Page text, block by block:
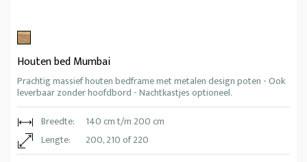
Houten bed Mumbai
Prachtig massief houten bedframe met metalen design poten - Ook
leverbaar zonder hoofdbord - Nachtkastjes optioneel.
Breedte:
140 cm t/m 200 cm
Lengte:
200, 210 of 220